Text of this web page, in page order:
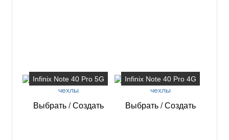
Infinix Note 40 Pro 5G
Выбрать /Создать
Infinix Note 40 Pro 4G
Выбрать /Создать